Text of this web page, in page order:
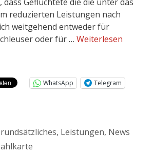
reduzierten Leistungen nach
weitgehend entweder für
oder für … Weiterlesen
WhatsApp
Telegram
, Leistungen, News